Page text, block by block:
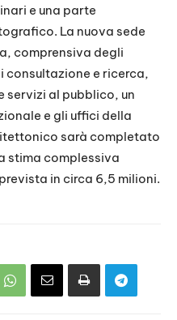
e una parte
La nuova sede
comprensiva degli
consultazione e ricerca,
servizi al pubblico, un
e gli uffici della
sarà completato
stima complessiva
in circa 6,5 milioni.